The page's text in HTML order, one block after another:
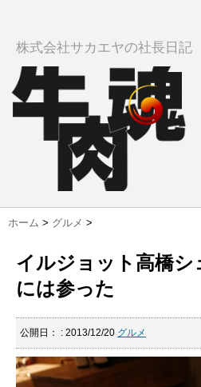
株式会社サカエヤの社長日記
ホーム > グルメ >
イルジョット高橋シ
には参った
公開日： : 2013/12/20 グルメ